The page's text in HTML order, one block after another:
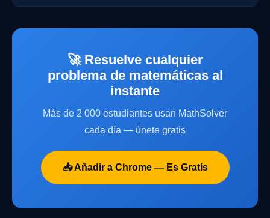
🚀 Resuelve cualquier
problema de matemáticas al
instante
Más de 2 000 estudiantes usan MathSolver
cada día — únete gratis
📥 Añadir a Chrome — Es Gratis